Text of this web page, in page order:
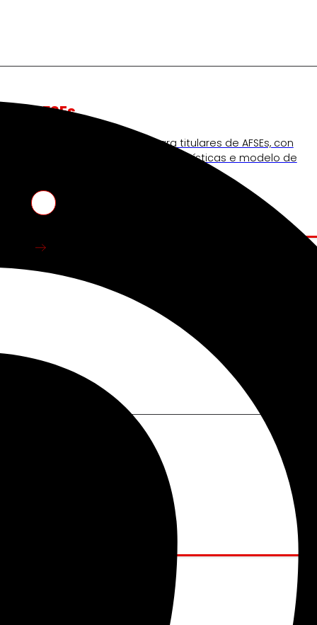
AFSEs
Espazo de información para titulares de AFSEs, con
detalle sobre as súas características e modelo de